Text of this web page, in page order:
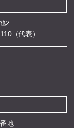
2
（代表）
地